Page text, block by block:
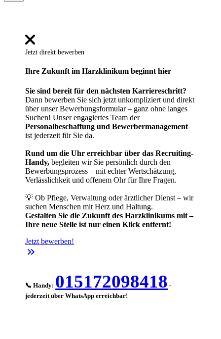
Jetzt direkt bewerben
Ihre Zukunft im Harzklinikum beginnt hier
Sie sind bereit für den nächsten Karriereschritt?
Dann bewerben Sie sich jetzt unkompliziert und direkt
über unser Bewerbungsformular – ganz ohne langes
Suchen! Unser engagiertes Team der
Personalbeschaffung und Bewerbermanagement
ist jederzeit für Sie da.
Rund um die Uhr erreichbar über das Recruiting-
Handy, begleiten wir Sie persönlich durch den
Bewerbungsprozess – mit echter Wertschätzung,
Verlässlichkeit und offenem Ohr für Ihre Fragen.
💡 Ob Pflege, Verwaltung oder ärztlicher Dienst – wir
suchen Menschen mit Herz und Haltung.
Gestalten Sie die Zukunft des Harzklinikums mit –
Ihre neue Stelle ist nur einen Klick entfernt!
Jetzt bewerben!
keyboard_double_arrow_right
📞 Handy: 015172098418 -
jederzeit über WhatsApp erreichbar!